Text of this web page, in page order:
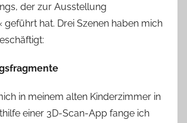
der zur Ausstellung
geführt hat. Drei Szenen haben mich
in meinem alten Kinderzimmer in
einer 3D-Scan-App fange ich